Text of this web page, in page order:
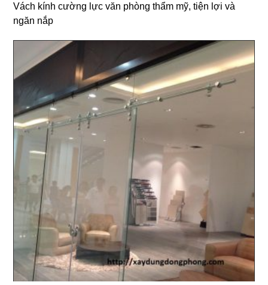
Vách kính cường lực văn phòng thẩm mỹ, tiện lợi và
ngăn nắp